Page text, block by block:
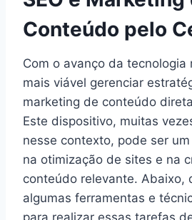
Conteúdo pelo
Com o avanço da tecnologia
mais viável gerenciar
marketing de conteúdo
Este dispositivo, muitas
nesse contexto, pode ser
na otimização de sites e na
conteúdo relevante. Abaixo,
algumas ferramentas e
para realizar essas tarefas